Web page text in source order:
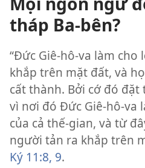
tháp Ba-bên?
“Ðức Giê-hô-va làm cho
khắp trên mặt đất, và
cất thành. Bởi cớ đó đặt
vì nơi đó Ðức Giê-hô-va
của cả thế-gian, và từ
người tản ra khắp trên
Ký 11:8, 9.